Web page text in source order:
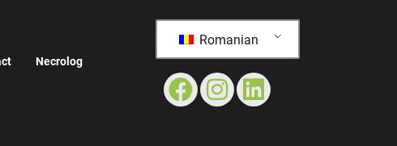
Necrolog
Romanian